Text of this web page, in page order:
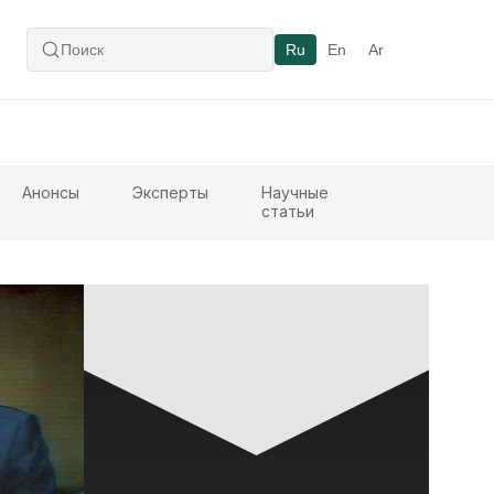
Ru En Ar
Анонсы Эксперты
Научные
статьи